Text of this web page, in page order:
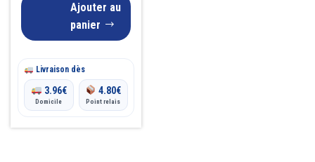
Ajouter au
panier
Livraison dès
3.96€
Domicile
4.80€
Point relais